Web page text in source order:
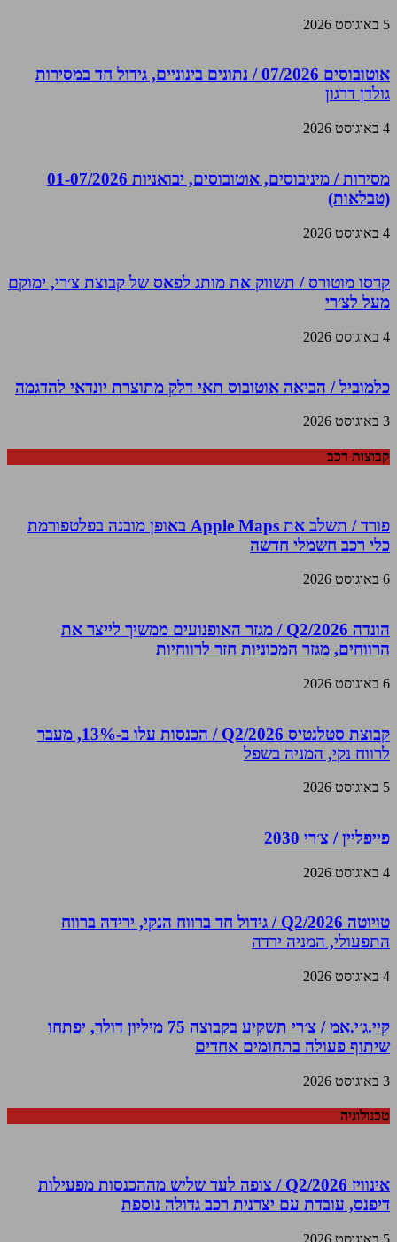
5 באוגוסט 2026
אוטובוסים 07/2026 / נתונים בינוניים, גידול חד במסירות
גולדן דרגון
4 באוגוסט 2026
מסירות / מיניבוסים, אוטובוסים, יבואניות 01-07/2026
(טבלאות)
4 באוגוסט 2026
קרסו מוטורס / תשווק את מותג לפאס של קבוצת צ׳רי, ימוקם
מעל לצ׳רי
4 באוגוסט 2026
כלמוביל / הביאה אוטובוס תאי דלק מתוצרת יונדאי להדגמה
3 באוגוסט 2026
קבוצות רכב
פורד / תשלב את Apple Maps באופן מובנה בפלטפורמת
כלי רכב חשמלי חדשה
6 באוגוסט 2026
הונדה Q2/2026 / מגזר האופנועים ממשיך לייצר את
הרווחים, מגזר המכוניות חזר לרווחיות
6 באוגוסט 2026
קבוצת סטלנטיס Q2/2026 / הכנסות עלו ב-13%, מעבר
לרווח נקי, המניה בשפל
5 באוגוסט 2026
פייפליין / צ׳רי 2030
4 באוגוסט 2026
טויוטה Q2/2026 / גידול חד ברווח הנקי, ירידה ברווח
התפעולי, המניה ירדה
4 באוגוסט 2026
קיי.ג׳י.אמ / צ׳רי תשקיע בקבוצה 75 מיליון דולר, יפתחו
שיתוף פעולה בתחומים אחדים
3 באוגוסט 2026
טכנולוגיה
אינוויז Q2/2026 / צופה לעד שליש מההכנסות מפעילות
דיפנס, עובדת עם יצרנית רכב גדולה נוספת
5 באוגוסט 2026